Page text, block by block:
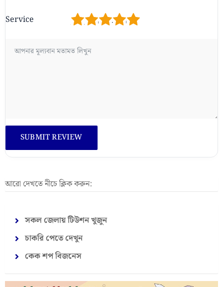
Service 5
4
3
2
আরো দেখতে নীচে ক্লিক করুন:
সকল জেলায় টিউশন খুজুন
চাকরি পেতে দেখুন
কেক শপ বিজনেস